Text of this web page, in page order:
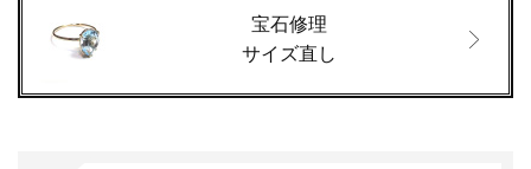
宝石修理
サイズ直し